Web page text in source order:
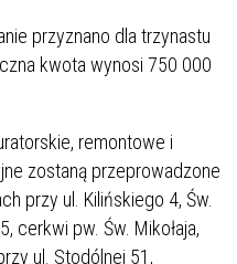
przyznano dla trzynastu
kwota wynosi 750 000
remontowe i
zostaną przeprowadzone
przy ul. Kilińskiego 4, Św.
cerkwi pw. Św. Mikołaja,
ul. Stodólnej 51,